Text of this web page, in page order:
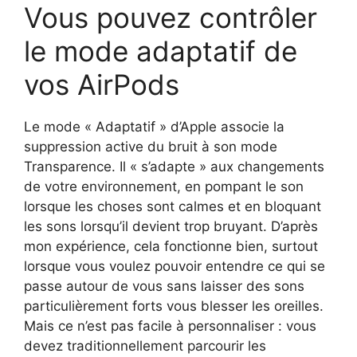
Vous pouvez contrôler
le mode adaptatif de
vos AirPods
Le mode « Adaptatif » d’Apple associe la
suppression active du bruit à son mode
Transparence. Il « s’adapte » aux changements
de votre environnement, en pompant le son
lorsque les choses sont calmes et en bloquant
les sons lorsqu’il devient trop bruyant. D’après
mon expérience, cela fonctionne bien, surtout
lorsque vous voulez pouvoir entendre ce qui se
passe autour de vous sans laisser des sons
particulièrement forts vous blesser les oreilles.
Mais ce n’est pas facile à personnaliser : vous
devez traditionnellement parcourir les